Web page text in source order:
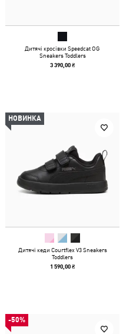
Дитячі кросівки Speedcat OG
Sneakers Toddlers
3 390,00 ₴
НОВИНКА
Дитячі кеди Courtflex V3 Sneakers
Toddlers
1 590,00 ₴
-50%